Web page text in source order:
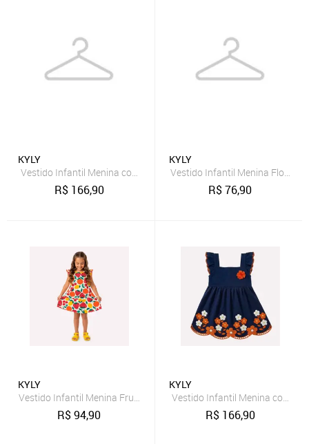
KYLY
Vestido Infantil Menina com Corte a Laser Kyly
R$ 166,90
KYLY
Vestido Infantil Menina Flores
R$76,90
KYLY
Vestido Infantil Menina Frutas Kyly
R$94,90
KYLY
Vestido Infantil Menina com
R$ 166,90